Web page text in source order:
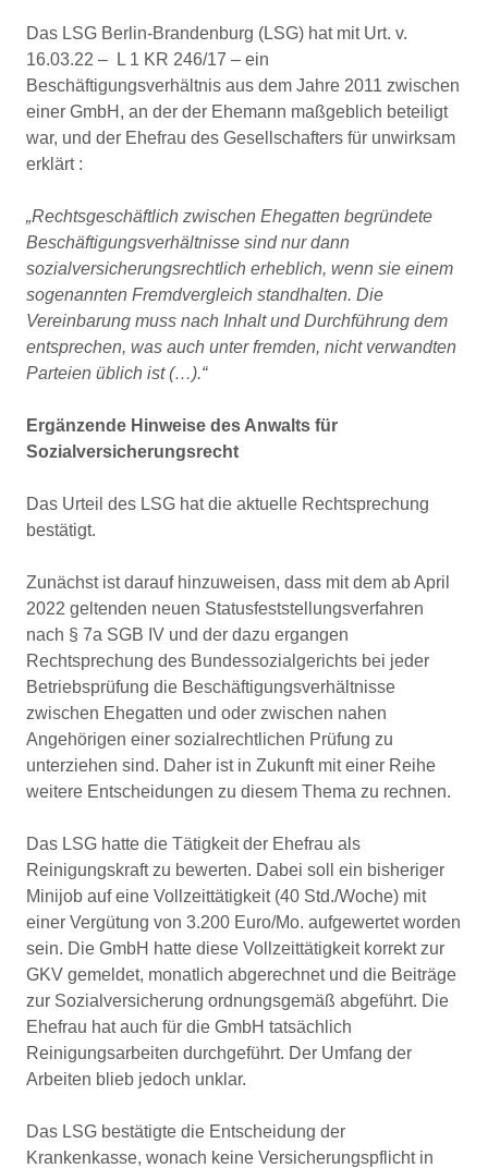
Das LSG Berlin-Brandenburg (LSG) hat mit Urt. v.
16.03.22 – L 1 KR 246/17 – ein
Beschäftigungsverhältnis aus dem Jahre 2011 zwischen
einer GmbH, an der der Ehemann maßgeblich beteiligt
war, und der Ehefrau des Gesellschafters für unwirksam
erklärt :
„Rechtsgeschäftlich zwischen Ehegatten begründete
Beschäftigungsverhältnisse sind nur dann
sozialversicherungsrechtlich erheblich, wenn sie einem
sogenannten Fremdvergleich standhalten. Die
Vereinbarung muss nach Inhalt und Durchführung dem
entsprechen, was auch unter fremden, nicht verwandten
Parteien üblich ist (…).“
Ergänzende Hinweise des Anwalts für
Sozialversicherungsrecht
Das Urteil des LSG hat die aktuelle Rechtsprechung
bestätigt.
Zunächst ist darauf hinzuweisen, dass mit dem ab April
2022 geltenden neuen Statusfeststellungsverfahren
nach § 7a SGB IV und der dazu ergangen
Rechtsprechung des Bundessozialgerichts bei jeder
Betriebsprüfung die Beschäftigungsverhältnisse
zwischen Ehegatten und oder zwischen nahen
Angehörigen einer sozialrechtlichen Prüfung zu
unterziehen sind. Daher ist in Zukunft mit einer Reihe
weitere Entscheidungen zu diesem Thema zu rechnen.
Das LSG hatte die Tätigkeit der Ehefrau als
Reinigungskraft zu bewerten. Dabei soll ein bisheriger
Minijob auf eine Vollzeittätigkeit (40 Std./Woche) mit
einer Vergütung von 3.200 Euro/Mo. aufgewertet worden
sein. Die GmbH hatte diese Vollzeittätigkeit korrekt zur
GKV gemeldet, monatlich abgerechnet und die Beiträge
zur Sozialversicherung ordnungsgemäß abgeführt. Die
Ehefrau hat auch für die GmbH tatsächlich
Reinigungsarbeiten durchgeführt. Der Umfang der
Arbeiten blieb jedoch unklar.
Das LSG bestätigte die Entscheidung der
Krankenkasse, wonach keine Versicherungspflicht in